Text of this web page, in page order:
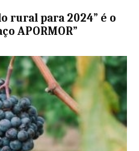
rural para 2024” é o
APORMOR”